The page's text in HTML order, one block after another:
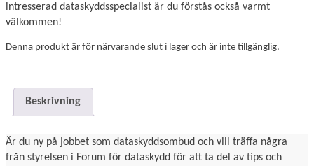
intresserad dataskyddsspecialist är du förstås också varmt
välkommen!
Denna produkt är för närvarande slut i lager och är inte tillgänglig.
Beskrivning
Är du ny på jobbet som dataskyddsombud och vill träffa några
från styrelsen i Forum för dataskydd för att ta del av tips och